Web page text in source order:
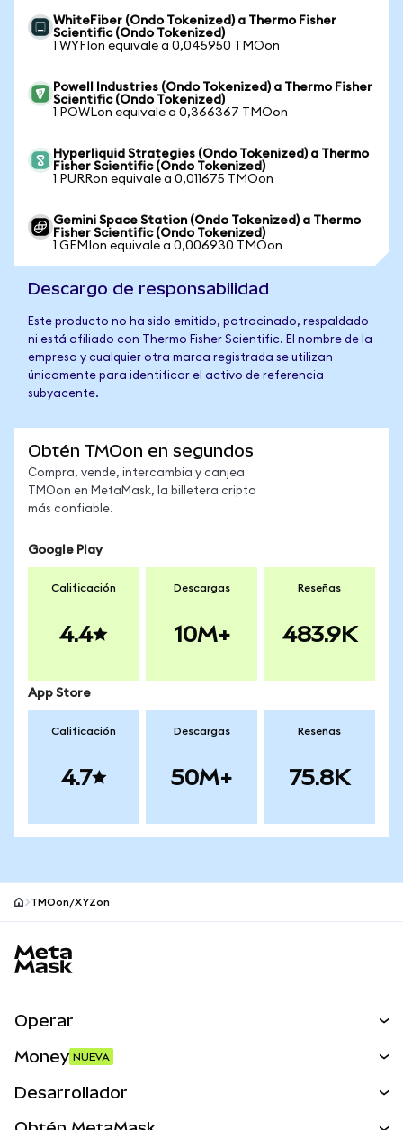
WhiteFiber (Ondo Tokenized) a Thermo Fisher
Scientific (Ondo Tokenized)
1 WYFIon equivale a 0,045950 TMOon
Powell Industries (Ondo Tokenized) a Thermo Fisher
Scientific (Ondo Tokenized)
1 POWLon equivale a 0,366367 TMOon
Hyperliquid Strategies (Ondo Tokenized) a Thermo
Fisher Scientific (Ondo Tokenized)
1 PURRon equivale a 0,011675 TMOon
Gemini Space Station (Ondo Tokenized) a Thermo
Fisher Scientific (Ondo Tokenized)
1 GEMIon equivale a 0,006930 TMOon
Descargo de responsabilidad
Este producto no ha sido emitido, patrocinado, respaldado
ni está afiliado con Thermo Fisher Scientific. El nombre de la
empresa y cualquier otra marca registrada se utilizan
únicamente para identificar el activo de referencia
subyacente.
Obtén TMOon en segundos
Compra, vende, intercambia y canjea
TMOon en MetaMask, la billetera cripto
más confiable.
Google Play
Calificación
4.4
Descargas
10M+
Reseñas
483.9K
App Store
Calificación
4.7
Descargas
50M+
Reseñas
75.8K
TMOon/XYZon
Operar
Money NUEVA
Desarrollador